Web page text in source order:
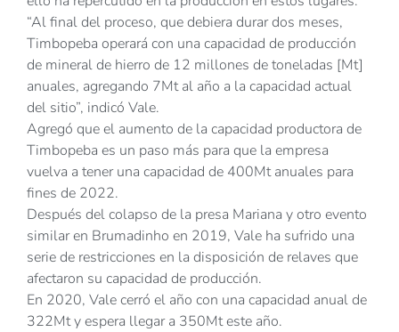
“Al final del proceso, que debiera durar dos meses,
Timbopeba operará con una capacidad de producción
de mineral de hierro de 12 millones de toneladas [Mt]
anuales, agregando 7Mt al año a la capacidad actual
del sitio”, indicó Vale.
Agregó que el aumento de la capacidad productora de
Timbopeba es un paso más para que la empresa
vuelva a tener una capacidad de 400Mt anuales para
fines de 2022.
Después del colapso de la presa Mariana y otro evento
similar en Brumadinho en 2019, Vale ha sufrido una
serie de restricciones en la disposición de relaves que
afectaron su capacidad de producción.
En 2020, Vale cerró el año con una capacidad anual de
322Mt y espera llegar a 350Mt este año.